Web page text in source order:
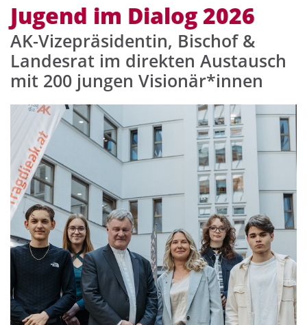
A A A A A
Jugend im Dialog 2026
AK-Vizepräsidentin, Bischof &
Landesrat im direkten Austausch
mit 200 jungen Visionär*innen